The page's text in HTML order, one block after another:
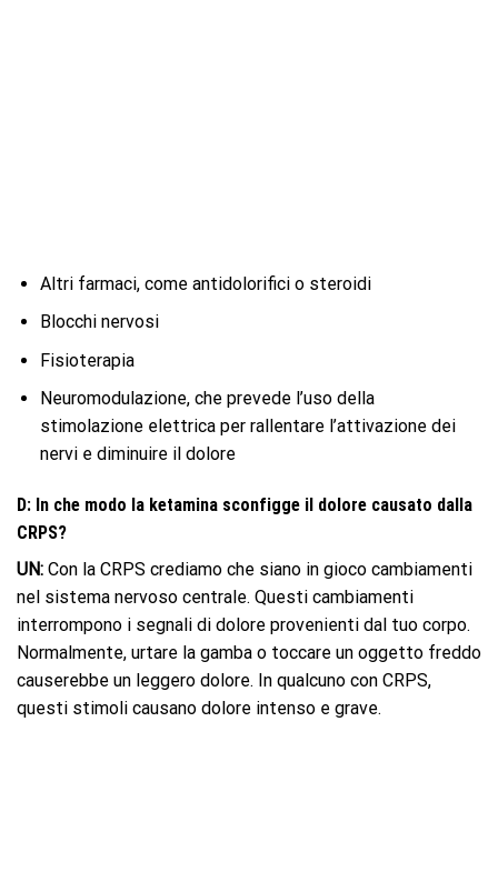
Altri farmaci, come antidolorifici o steroidi
Blocchi nervosi
Fisioterapia
Neuromodulazione, che prevede l’uso della
stimolazione elettrica per rallentare l’attivazione dei
nervi e diminuire il dolore
D: In che modo la ketamina sconfigge il dolore causato dalla
CRPS?
UN: Con la CRPS crediamo che siano in gioco cambiamenti
nel sistema nervoso centrale. Questi cambiamenti
interrompono i segnali di dolore provenienti dal tuo corpo.
Normalmente, urtare la gamba o toccare un oggetto freddo
causerebbe un leggero dolore. In qualcuno con CRPS,
questi stimoli causano dolore intenso e grave.